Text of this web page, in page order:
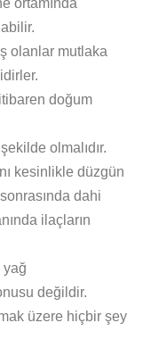
ortamında
olanlar mutlaka
doğum
olmalıdır.
kesinlikle düzgün
dahi
ilaçların
yağ
değildir.
üzere hiçbir şey